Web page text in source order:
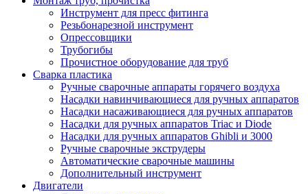
Инструмент для пресс фитинга
Резьбонарезной инструмент
Опрессовщики
Трубогибы
Прочистное оборудование для труб
Сварка пластика
Ручные сварочные аппараты горячего воздуха
Насадки навинчивающиеся для ручных аппаратов
Насадки насаживающиеся для ручных аппаратов
Насадки для ручных аппаратов Triac и Diode
Насадки для ручных аппаратов Ghibli и 3000
Ручные сварочные экструдеры
Автоматические сварочные машины
Дополнительный инструмент
Двигатели